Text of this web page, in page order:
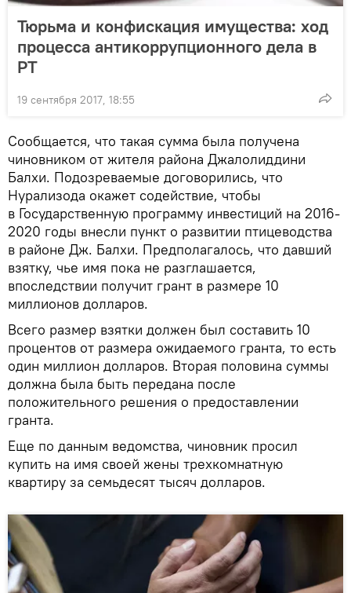
Тюрьма и конфискация имущества: ход
процесса антикоррупционного дела в
РТ
19 сентября 2017, 18:55
Сообщается, что такая сумма была получена
чиновником от жителя района Джалолиддини
Балхи. Подозреваемые договорились, что
Нурализода окажет содействие, чтобы
в Государственную программу инвестиций на 2016-
2020 годы внесли пункт о развитии птицеводства
в районе Дж. Балхи. Предполагалось, что давший
взятку, чье имя пока не разглашается,
впоследствии получит грант в размере 10
миллионов долларов.
Всего размер взятки должен был составить 10
процентов от размера ожидаемого гранта, то есть
один миллион долларов. Вторая половина суммы
должна была быть передана после
положительного решения о предоставлении
гранта.
Еще по данным ведомства, чиновник просил
купить на имя своей жены трехкомнатную
квартиру за семьдесят тысяч долларов.